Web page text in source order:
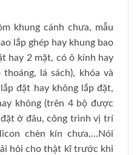
khung cánh chưa, mẫu
lắp ghép hay khung bao
hay 2 mặt, có ô kính hay
lá sách), khóa và
đặt hay không lắp đặt,
không (trên 4 bộ được
ở đâu, công trình vị trí
chèn kín chưa,…Nói
hỏi cho thật kĩ trước khi